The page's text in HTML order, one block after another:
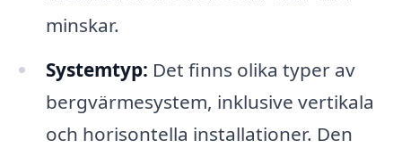
minskar.
Systemtyp: Det finns olika typer av
bergvärmesystem, inklusive vertikala
och horisontella installationer. Den